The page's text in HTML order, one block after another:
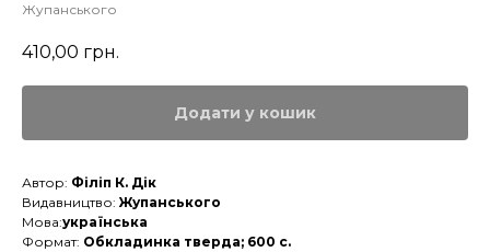
Жупанського
410,00 грн.
Додати у кошик
Автор: Філіп К. Дік
Видавництво: Жупанського
Мова:українська
Формат: Обкладинка тверда; 600 с.